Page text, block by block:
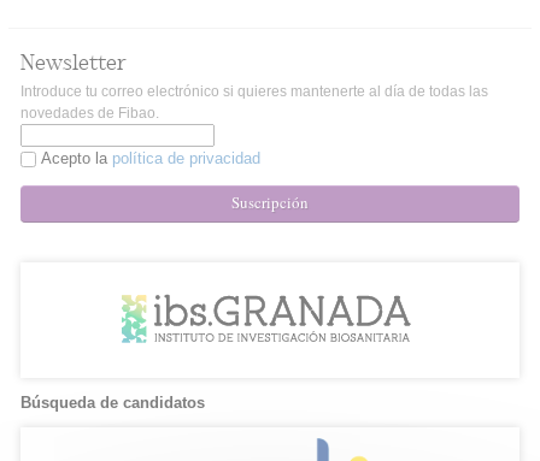
Newsletter
Introduce tu correo electrónico si quieres mantenerte al día de todas las
novedades de Fibao.
Acepto la política de privacidad
Suscripción
Búsqueda de candidatos